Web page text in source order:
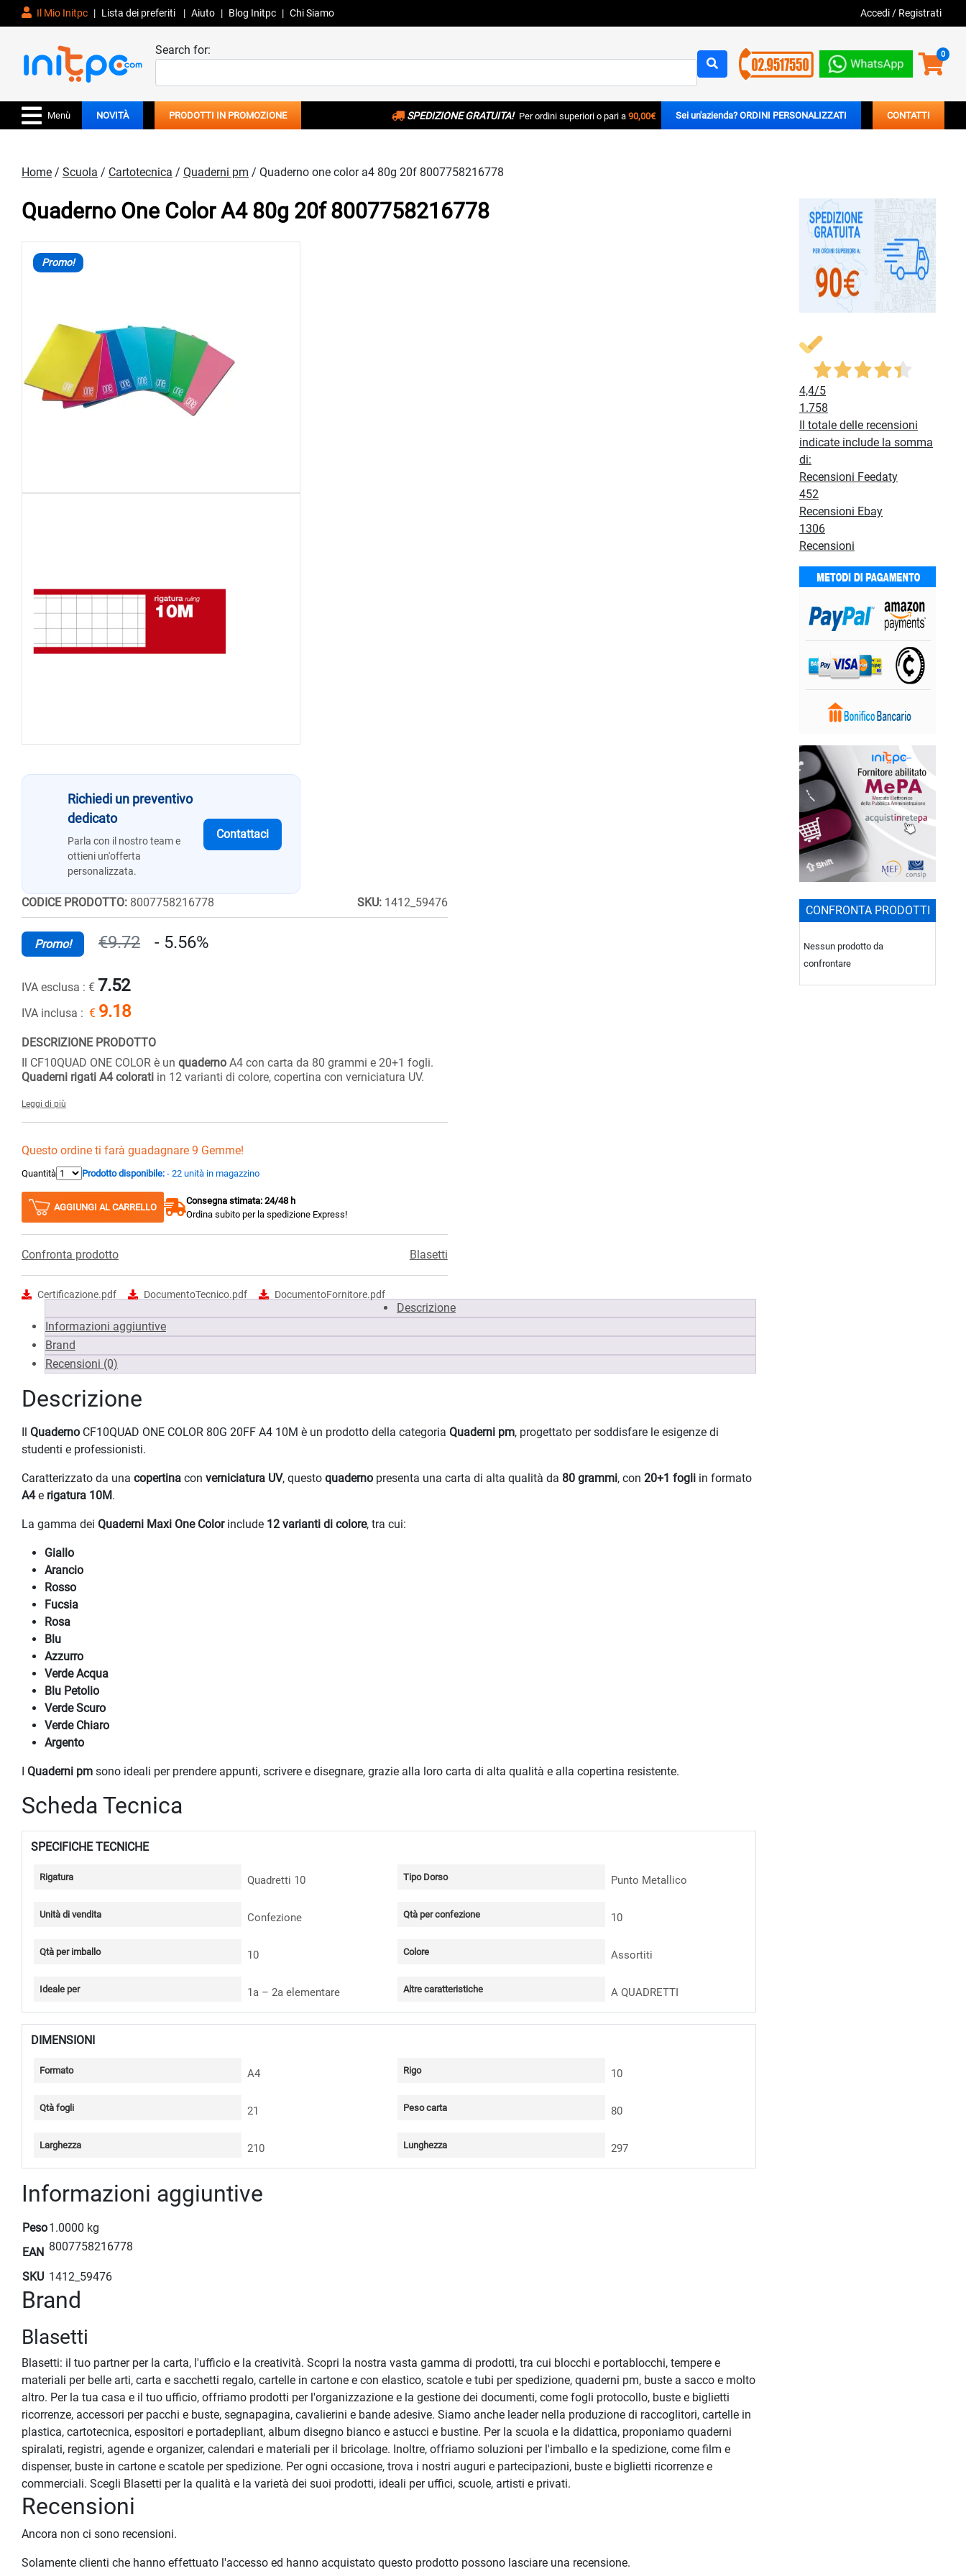
Il Mio Initpc | Lista dei preferiti | Aiuto | Blog Initpc | Chi Siamo Accedi / Registrati
Search for: 0
Menù NOVITÀ PRODOTTI IN PROMOZIONE SPEDIZIONE GRATUITA! Per ordini superiori o pari a 90,00€ Sei un'azienda? ORDINI PERSONALIZZATI CONTATTI
Home / Scuola / Cartotecnica / Quaderni pm / Quaderno one color a4 80g 20f 8007758216778
Quaderno One Color A4 80g 20f 8007758216778
Promo!
Richiedi un preventivo
dedicato
Parla con il nostro team e
ottieni un'offerta
personalizzata.
Contattaci
CODICE PRODOTTO: 8007758216778 SKU: 1412_59476
Promo! €9.72 - 5.56%
IVA esclusa : € 7.52
IVA inclusa : € 9.18
DESCRIZIONE PRODOTTO
Il CF10QUAD ONE COLOR è un quaderno A4 con carta da 80 grammi e 20+1 fogli.
Quaderni rigati A4 colorati in 12 varianti di colore, copertina con verniciatura UV.
Leggi di più
Questo ordine ti farà guadagnare 9 Gemme!
Quantità Prodotto disponibile: - 22 unità in magazzino
AGGIUNGI AL CARRELLO
Consegna stimata: 24/48 h
Ordina subito per la spedizione Express!
Confronta prodotto Blasetti
Certificazione.pdf DocumentoTecnico.pdf DocumentoFornitore.pdf
Descrizione
Informazioni aggiuntive
Brand
Recensioni (0)
Descrizione
Il Quaderno CF10QUAD ONE COLOR 80G 20FF A4 10M è un prodotto della categoria Quaderni pm, progettato per soddisfare le esigenze di
studenti e professionisti.
Caratterizzato da una copertina con verniciatura UV, questo quaderno presenta una carta di alta qualità da 80 grammi, con 20+1 fogli in formato
A4e rigatura 10M.
La gamma dei Quaderni Maxi One Colorinclude 12 varianti di colore, tra cui:
Giallo
Arancio
Rosso
Fucsia
Rosa
Blu
Azzurro
Verde Acqua
Blu Petolio
Verde Scuro
Verde Chiaro
Argento
I Quaderni pm sono ideali per prendere appunti, scrivere e disegnare, grazie alla loro carta di alta qualità e alla copertina resistente.
Scheda Tecnica
SPECIFICHE TECNICHE
Rigatura Quadretti 10 Tipo Dorso Punto Metallico
Unità di vendita Confezione Qtà per confezione 10
Qtà per imballo 10 Colore Assortiti
Ideale per 1a – 2a elementare Altre caratteristiche A QUADRETTI
DIMENSIONI
Formato A4 Rigo 10
Qtà fogli 21 Peso carta 80
Larghezza 210 Lunghezza 297
Informazioni aggiuntive
Peso1.0000 kg
EAN 8007758216778
SKU 1412_59476
Brand
Blasetti
Blasetti: il tuo partner per la carta, l'ufficio e la creatività. Scopri la nostra vasta gamma di prodotti, tra cui blocchi e portablocchi, tempere e
materiali per belle arti, carta e sacchetti regalo, cartelle in cartone e con elastico, scatole e tubi per spedizione, quaderni pm, buste a sacco e molto
altro. Per la tua casa e il tuo ufficio, offriamo prodotti per l'organizzazione e la gestione dei documenti, come fogli protocollo, buste e biglietti
ricorrenze, accessori per pacchi e buste, segnapagina, cavalierini e bande adesive. Siamo anche leader nella produzione di raccoglitori, cartelle in
plastica, cartotecnica, espositori e portadepliant, album disegno bianco e astucci e bustine. Per la scuola e la didattica, proponiamo quaderni
spiralati, registri, agende e organizer, calendari e materiali per il bricolage. Inoltre, offriamo soluzioni per l'imballo e la spedizione, come film e
dispenser, buste in cartone e scatole per spedizione. Per ogni occasione, trova i nostri auguri e partecipazioni, buste e biglietti ricorrenze e
commerciali. Scegli Blasetti per la qualità e la varietà dei suoi prodotti, ideali per uffici, scuole, artisti e privati.
Recensioni
Ancora non ci sono recensioni.
Solamente clienti che hanno effettuato l'accesso ed hanno acquistato questo prodotto possono lasciare una recensione.
4,4/5
1.758
Il totale delle recensioni
indicate include la somma
di:
Recensioni Feedaty
452
Recensioni Ebay
1306
Recensioni
CONFRONTA PRODOTTI
Nessun prodotto da
confrontare